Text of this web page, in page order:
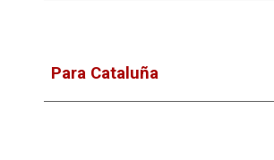
Para Cataluña